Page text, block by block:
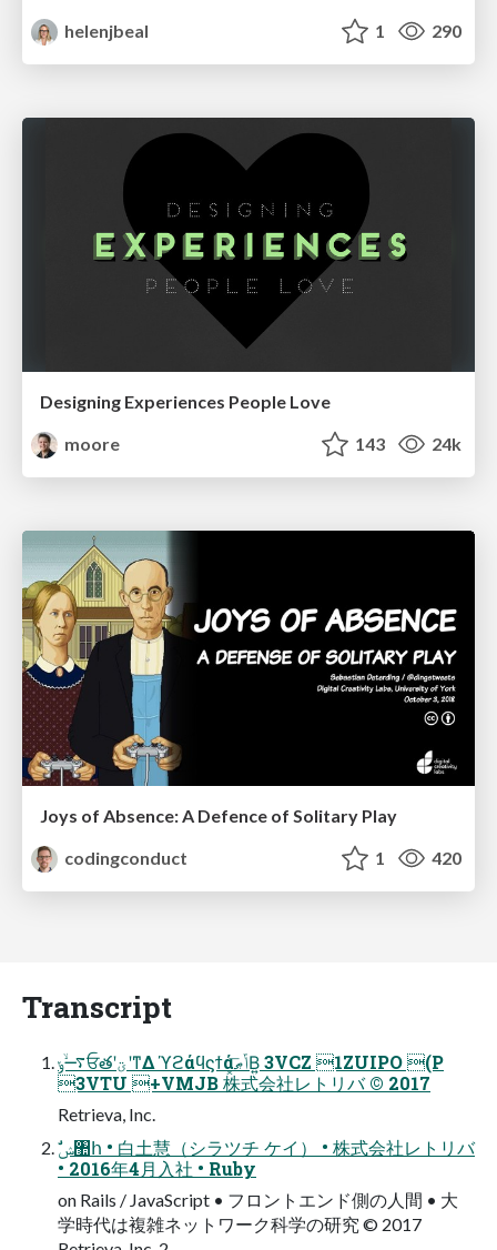
helenjbeal
1 290
Designing Experiences People Love
moore
143 24k
Joys of Absence: A Defence of Solitary Play
codingconduct
1 420
Transcript
࠷ۙݸਓతʹؾʹͳΔ ϓϩάϥϛϯάݴޠ͓͞Β͍ 3VCZ 1ZUIPO (P
3VTU +VMJB 株式会社レトリバ © 2017
Retrieva, Inc.
• 2016年4⽉⼊社 • Ruby
on Rails / JavaScript • フロントエンド側の⼈間 • ⼤
学時代は複雑ネットワーク科学の研究 © 2017